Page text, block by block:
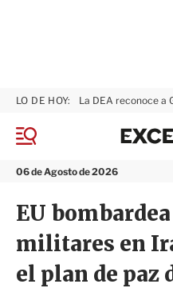
M
n
06 de Agosto de 2026
LO DE HOY: La DEA reconoce a
EU
militares en
el plan de paz